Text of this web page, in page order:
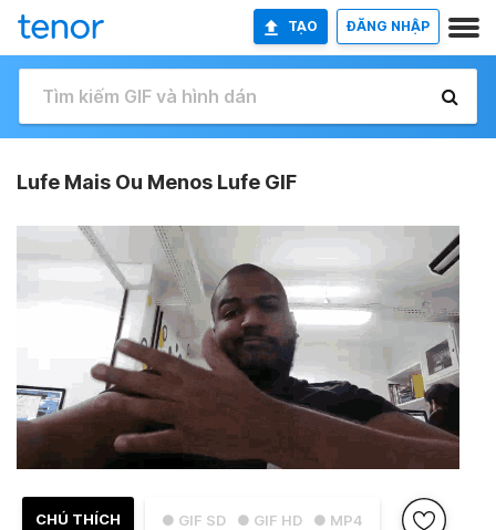
TẠO ĐĂNG NHẬP
Lufe Mais Ou Menos Lufe GIF
● GIF SD ● GIF HD ● MP4
CHÚ THÍCH